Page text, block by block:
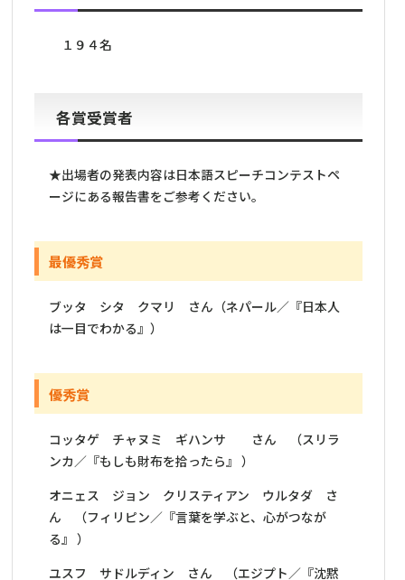
１９４名
各賞受賞者
★出場者の発表内容は日本語スピーチコンテストペ
ージにある報告書をご参考ください。
最優秀賞
ブッタ シタ クマリ さん（ネパール／『日本人
は一目でわかる』）
優秀賞
コッタゲ チャヌミ ギハンサ さん （スリラ
ンカ／『もしも財布を拾ったら』 ）
オニェス ジョン クリスティアン ウルタダ さ
ん （フィリピン／『言葉を学ぶと、心がつなが
る』 ）
ユスフ サドルディン さん （エジプト／『沈黙